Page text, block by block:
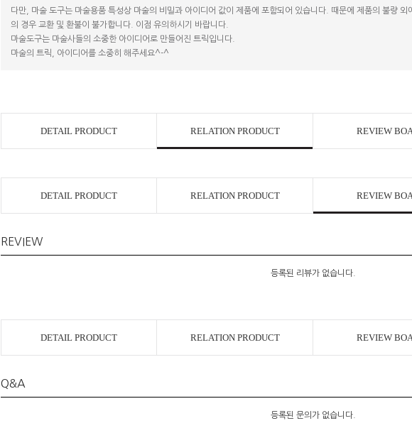
코 라이프 하세요!
다만, 마술 도구는 마술용품 특성상 마술의 비밀과 아이디어 값이 제품에 포함되어 있습니다. 때문에 제품의 불량
의 경우 교환 및 환불이 불가합니다. 이점 유의하시기 바랍니다.
마술도구는 마술사들의 소중한 아이디어로 만들어진 트릭입니다.
마술의 트릭, 아이디어를 소중히 해주세요^-^
DETAIL PRODUCT RELATION PRODUCT REVIEW
DETAIL PRODUCT RELATION PRODUCT REVIEW
REVIEW
등록된 리뷰가 없습니다.
DETAIL PRODUCT RELATION PRODUCT REVIEW
Q&A
등록된 문의가 없습니다.